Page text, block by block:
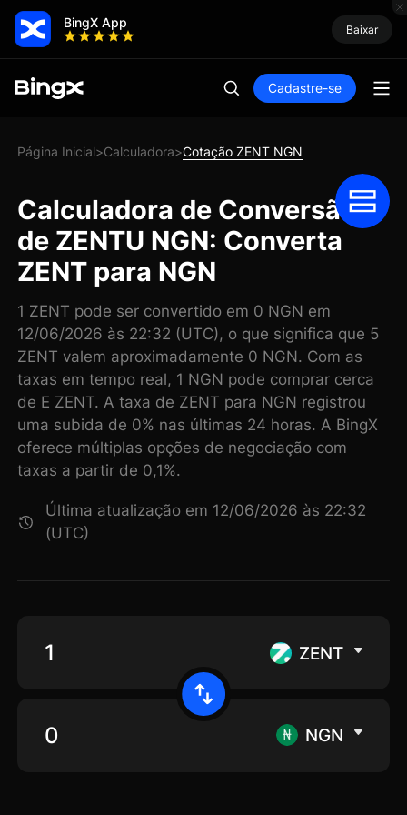
BingX App Baixar
Cadastre-se
Página Inicial>Calculadora>Cotação ZENT NGN
Calculadora de Conversão
de ZENTU NGN: Converta
ZENT para NGN
1 ZENT pode ser convertido em 0 NGN em
12/06/2026 às 22:32 (UTC), o que significa que 5
ZENT valem aproximadamente 0 NGN. Com as
taxas em tempo real, 1 NGN pode comprar cerca
de E ZENT. A taxa de ZENT para NGN registrou
uma subida de 0% nas últimas 24 horas. A BingX
oferece múltiplas opções de negociação com
taxas a partir de 0,1%.
Última atualização em 12/06/2026 às 22:32
(UTC)
ZENT
NGN